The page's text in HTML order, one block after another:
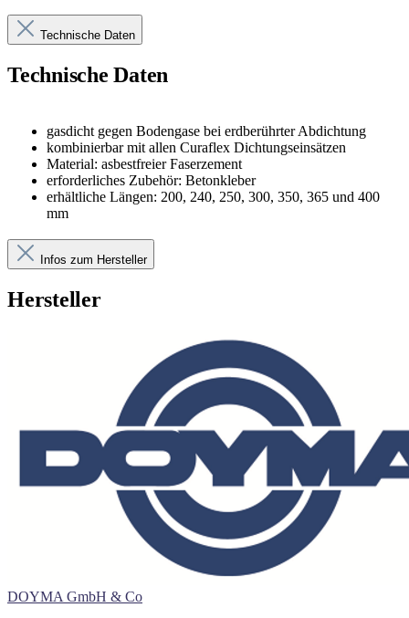
Technische Daten
Technische Daten
gasdicht gegen Bodengase bei erdberührter Abdichtung
kombinierbar mit allen Curaflex Dichtungseinsätzen
Material: asbestfreier Faserzement
erforderliches Zubehör: Betonkleber
erhältliche Längen: 200, 240, 250, 300, 350, 365 und 400
mm
Infos zum Hersteller
Hersteller
DOYMA GmbH & Co